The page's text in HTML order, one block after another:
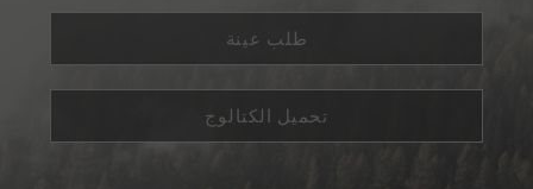
طلب عينة
تحميل الكتالوج